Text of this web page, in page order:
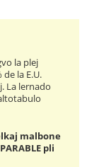
la plej
la E.U.
La lernado
malbone
pli